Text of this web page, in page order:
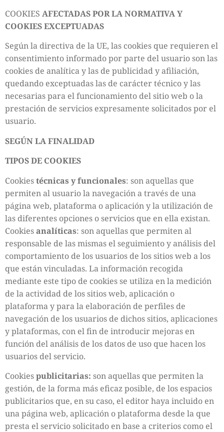
COOKIES AFECTADAS POR LA NORMATIVA Y
COOKIES EXCEPTUADAS
Según la directiva de la UE, las cookies que requieren el
consentimiento informado por parte del usuario son las
cookies de analítica y las de publicidad y afiliación,
quedando exceptuadas las de carácter técnico y las
necesarias para el funcionamiento del sitio web o la
prestación de servicios expresamente solicitados por el
usuario.
SEGÚN LA FINALIDAD
TIPOS DE COOKIES
Cookiestécnicas y funcionales: son aquellas que
permiten al usuario la navegación a través de una
página web, plataforma o aplicación y la utilización de
las diferentes opciones o servicios que en ella existan.
Cookiesanalíticas: son aquellas que permiten al
responsable de las mismas el seguimiento y análisis del
comportamiento de los usuarios de los sitios web a los
que están vinculadas. La información recogida
mediante este tipo de cookies se utiliza en la medición
de la actividad de los sitios web, aplicación o
plataforma y para la elaboración de perfiles de
navegación de los usuarios de dichos sitios, aplicaciones
y plataformas, con el fin de introducir mejoras en
función del análisis de los datos de uso que hacen los
usuarios del servicio.
Cookiespublicitarias: son aquellas que permiten la
gestión, de la forma más eficaz posible, de los espacios
publicitarios que, en su caso, el editor haya incluido en
una página web, aplicación o plataforma desde la que
presta el servicio solicitado en base a criterios como el